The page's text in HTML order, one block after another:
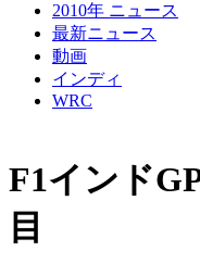
2010年 ニュース
最新ニュース
動画
インディ
WRC
F1インド
目